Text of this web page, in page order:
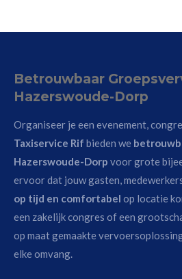
Betrouwbaar
Hazerswoude-Dorp
Organiseer je een evenement,
Taxiservice Rif bieden we
Hazerswoude-Dorp voor grote
ervoor dat jouw gasten,
op tijd en comfortabel op locatie
een zakelijk congres of een
op maat gemaakte
elke omvang.